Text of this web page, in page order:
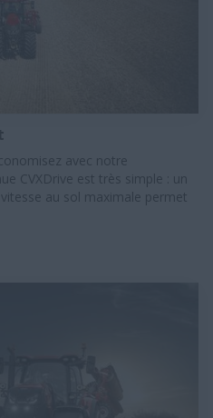
avec notre
CVXDrive est très simple : un
au sol maximale permet